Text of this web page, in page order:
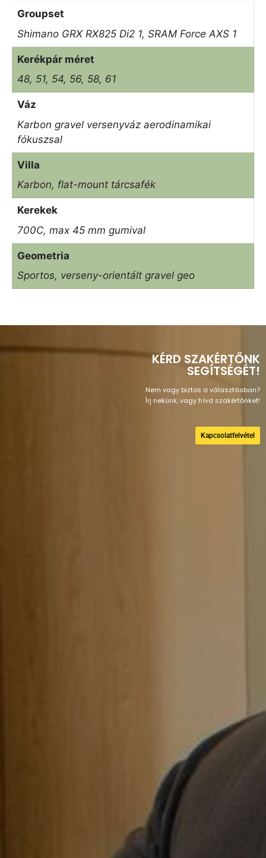
Groupset
Shimano GRX RX825 Di2 1, SRAM Force AXS 1
Kerékpár méret
48, 51, 54, 56, 58, 61
Váz
Karbon gravel versenyváz aerodinamikai
fókuszsal
Villa
Karbon, flat-mount tárcsafék
Kerekek
700C, max 45 mm gumival
Geometria
Sportos, verseny-orientált gravel geo
KÉRD SZAKÉRTŐNK
SEGÍTSÉGÉT!
Nem vagy biztos a választásban?
Írj nekünk, vagy hívd szakértőnket!
Kapcsolatfelvétel